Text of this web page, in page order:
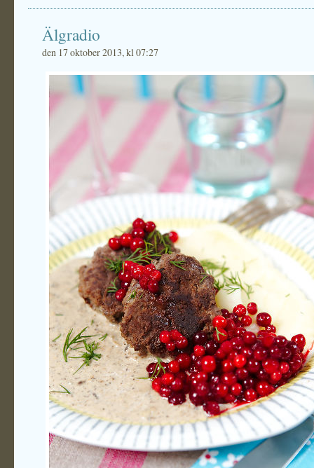
Älgradio
den 17 oktober 2013, kl 07:27